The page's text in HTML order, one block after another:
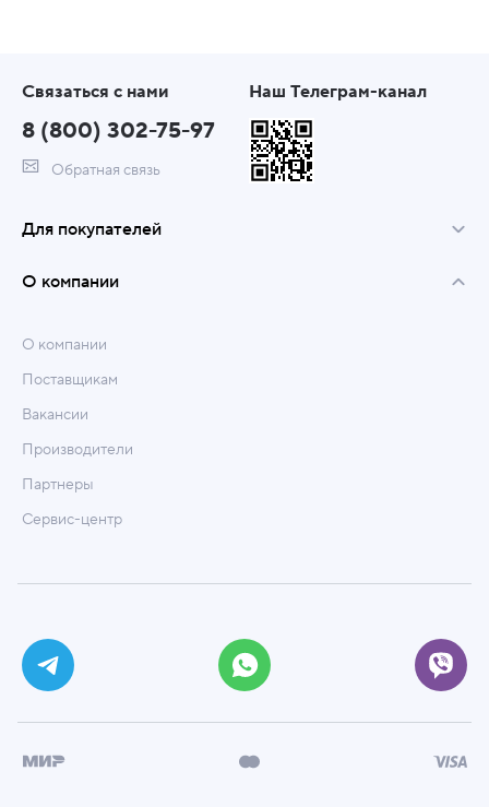
Связаться с нами
8 (800) 302-75-97
Обратная связь
Наш Телеграм-канал
Для покупателей
О компании
О компании
Поставщикам
Вакансии
Производители
Партнеры
Сервис-центр